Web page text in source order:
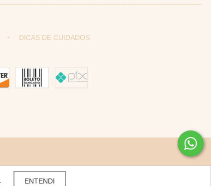
ENTENDI
DICAS DE CUIDADOS